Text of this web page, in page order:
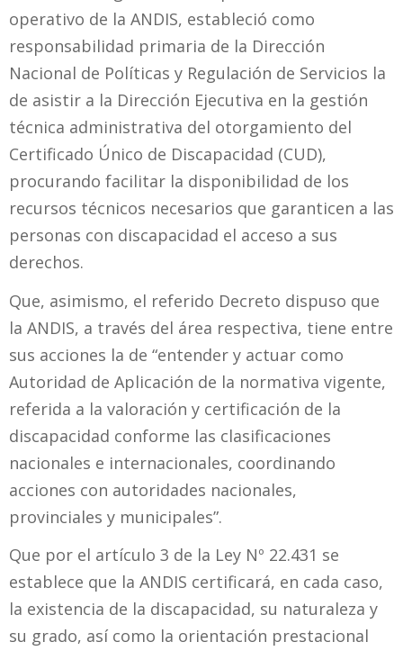
operativo de la ANDIS, estableció como
responsabilidad primaria de la Dirección
Nacional de Políticas y Regulación de Servicios la
de asistir a la Dirección Ejecutiva en la gestión
técnica administrativa del otorgamiento del
Certificado Único de Discapacidad (CUD),
procurando facilitar la disponibilidad de los
recursos técnicos necesarios que garanticen a las
personas con discapacidad el acceso a sus
derechos.
Que, asimismo, el referido Decreto dispuso que
la ANDIS, a través del área respectiva, tiene entre
sus acciones la de “entender y actuar como
Autoridad de Aplicación de la normativa vigente,
referida a la valoración y certificación de la
discapacidad conforme las clasificaciones
nacionales e internacionales, coordinando
acciones con autoridades nacionales,
provinciales y municipales”.
Que por el artículo 3 de la Ley Nº 22.431 se
establece que la ANDIS certificará, en cada caso,
la existencia de la discapacidad, su naturaleza y
su grado, así como la orientación prestacional